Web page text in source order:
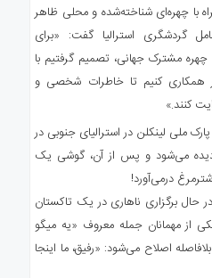
با چهره‌ای شناخته‌شده و محلی ظاهر
گردشگری استرالیا گفت: «برای
مشترک جهانی، تصمیم گرفتیم با
همکاری کنیم تا خاطرات شخصی و
کنند.»
ملی لینکلن در استرالیای جنوبی در
می‌شود و پس از آن، گوشی یک
درمی‌آورد!
حال برگزاری ناهاری در یک تاکستان
از مهمانان جمله معروف «یه میگو
بلافاصله اصلاح می‌شود: «رفیق، ما اینجا